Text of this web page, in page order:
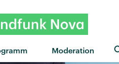
Moderation
"Blue Star" von Brockhoff · "Blue